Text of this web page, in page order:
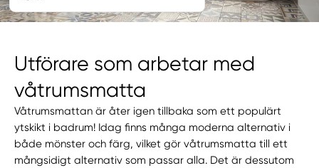
Utförare som arbetar med
våtrumsmatta
Våtrumsmattan är åter igen tillbaka som ett populärt
ytskikt i badrum! Idag finns många moderna alternativ i
både mönster och färg, vilket gör våtrumsmatta till ett
mångsidigt alternativ som passar alla. Det är dessutom